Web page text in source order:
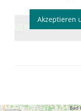
Akzeptieren